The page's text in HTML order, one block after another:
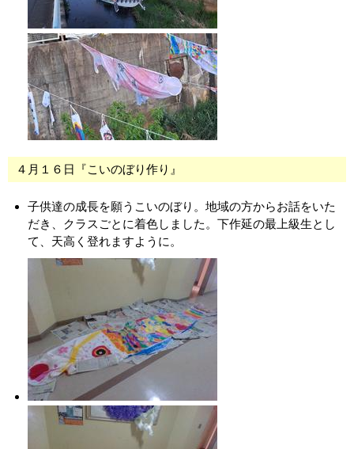
４月１６日『こいのぼり作り』
子供達の成長を願うこいのぼり。地域の方からお話をいた
だき、クラスごとに着色しました。下作延の最上級生とし
て、天高く登れますように。